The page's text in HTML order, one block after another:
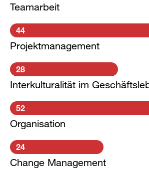
Teamarbeit
44
Projektmanagement
28
Interkulturalität im
52
Organisation
24
Change Management